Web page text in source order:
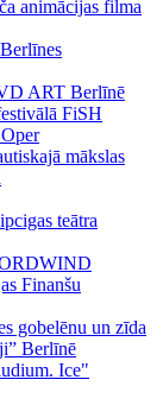
animācijas filma
ART Berlīnē
FiSH
mākslas
teātra
Finanšu
gobelēnu un zīda
Berlīnē
Ice"